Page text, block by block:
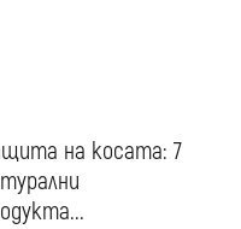
на косата: 7